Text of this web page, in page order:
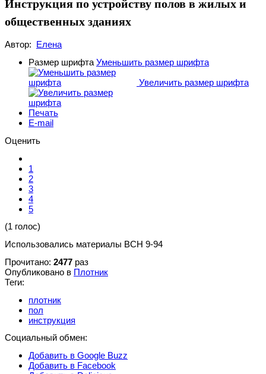
общественных зданиях
Автор: Елена
Размер шрифта Уменьшить размер шрифта
Увеличить размер шрифта
Печать
E-mail
Оценить
1
2
3
4
5
(1 голос)
Использовались материалы ВСН 9-94
Прочитано: 2477 раз
Опубликовано в Плотник
Теги:
плотник
пол
инструкция
Социальный обмен:
Добавить в Google Buzz
Добавить в Facebook